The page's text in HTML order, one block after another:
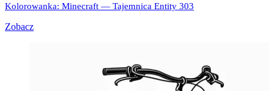
Kolorowanka: Minecraft — Tajemnica Entity 303
Zobacz